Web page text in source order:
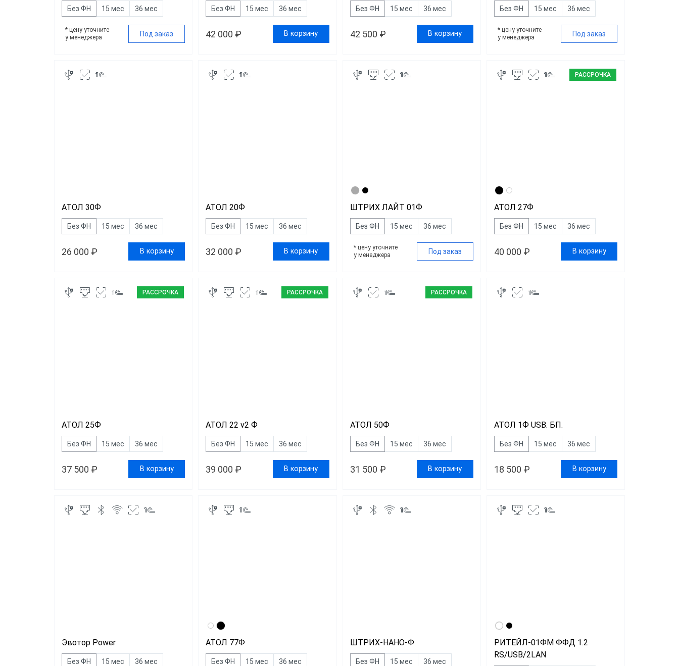
Без ФН 15 мес 36 мес
* цену уточните
у менеджера
Под заказ
Без ФН 15 мес 36 мес
42 000 ₽ В корзину
Без ФН 15 мес 36 мес
42 500 ₽ В корзину
Без ФН 15 мес 36 мес
* цену уточните
у менеджера
Под заказ
АТОЛ 30Ф
Без ФН 15 мес 36 мес
26 000 ₽ В корзину
АТОЛ 20Ф
Без ФН 15 мес 36 мес
32 000 ₽ В корзину
ШТРИХ ЛАЙТ 01Ф
Без ФН 15 мес 36 мес
* цену уточните
у менеджера
Под заказ
РАССРОЧКА
АТОЛ 27Ф
Без ФН 15 мес 36 мес
40 000 ₽ В корзину
РАССРОЧКА
АТОЛ 25Ф
Без ФН 15 мес 36 мес
37 500 ₽ В корзину
РАССРОЧКА
АТОЛ 22 v2 Ф
Без ФН 15 мес 36 мес
39 000 ₽ В корзину
РАССРОЧКА
АТОЛ 50Ф
Без ФН 15 мес 36 мес
31 500 ₽ В корзину
АТОЛ 1Ф USB. БП.
Без ФН 15 мес 36 мес
18 500 ₽ В корзину
Эвотор Power
Без ФН 15 мес 36 мес
АТОЛ 77Ф
Без ФН 15 мес 36 мес
ШТРИХ-НАНО-Ф
Без ФН 15 мес 36 мес
РИТЕЙЛ-01ФМ ФФД 1.2
RS/USB/2LAN